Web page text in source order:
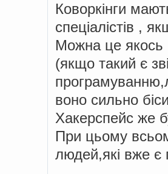
Коворкінги
спеціалістів ,
Можна це якось
(якщо такий є
воно сильно
Хакерспейс же
При цьому
людей,які вже є